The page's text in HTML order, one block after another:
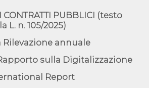
Stretto di Messina: deliberata la
dal Cipess via libera al quinto lotto
industriale in calo dell'1% a giugno,
CONTRATTI PUBBLICI (testo
L. n. 105/2025)
Rilevazione annuale
Rapporto sulla Digitalizzazione
Report